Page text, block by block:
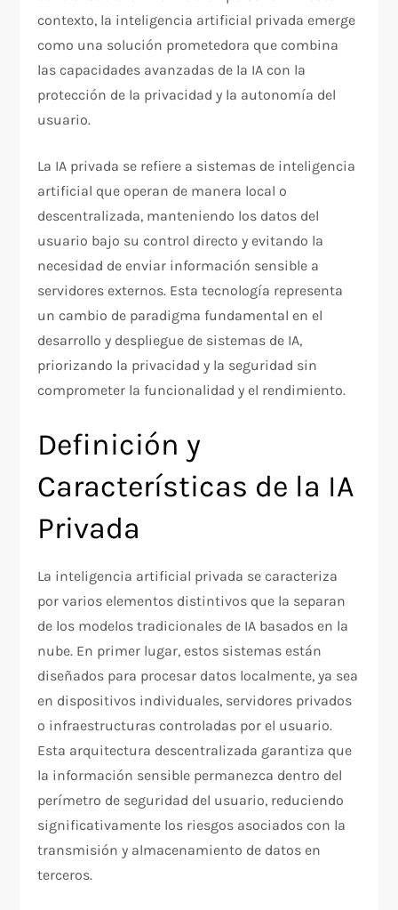
contexto, la inteligencia artificial privada emerge
como una solución prometedora que combina
las capacidades avanzadas de la IA con la
protección de la privacidad y la autonomía del
usuario.
La IA privada se refiere a sistemas de inteligencia
artificial que operan de manera local o
descentralizada, manteniendo los datos del
usuario bajo su control directo y evitando la
necesidad de enviar información sensible a
servidores externos. Esta tecnología representa
un cambio de paradigma fundamental en el
desarrollo y despliegue de sistemas de IA,
priorizando la privacidad y la seguridad sin
comprometer la funcionalidad y el rendimiento.
Definición y
Características de la IA
Privada
La inteligencia artificial privada se caracteriza
por varios elementos distintivos que la separan
de los modelos tradicionales de IA basados en la
nube. En primer lugar, estos sistemas están
diseñados para procesar datos localmente, ya sea
en dispositivos individuales, servidores privados
o infraestructuras controladas por el usuario.
Esta arquitectura descentralizada garantiza que
la información sensible permanezca dentro del
perímetro de seguridad del usuario, reduciendo
significativamente los riesgos asociados con la
transmisión y almacenamiento de datos en
terceros.